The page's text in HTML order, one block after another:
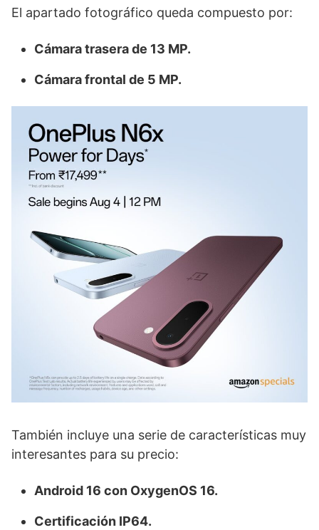
El apartado fotográfico queda compuesto por:
Cámara trasera de 13 MP.
Cámara frontal de 5 MP.
También incluye una serie de características muy
interesantes para su precio:
Android 16 con OxygenOS 16.
Certificación IP64.